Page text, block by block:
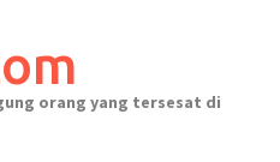
orang yang tersesat di